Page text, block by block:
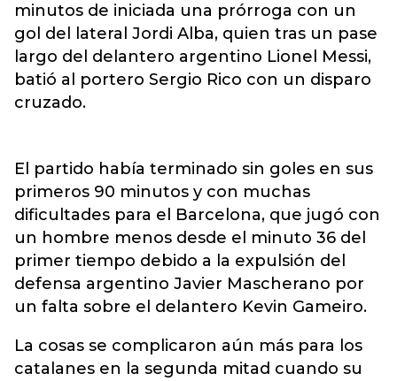
minutos de iniciada una prórroga con un
gol del lateral Jordi Alba, quien tras un pase
largo del delantero argentino Lionel Messi,
batió al portero Sergio Rico con un disparo
cruzado.
El partido había terminado sin goles en sus
primeros 90 minutos y con muchas
dificultades para el Barcelona, que jugó con
un hombre menos desde el minuto 36 del
primer tiempo debido a la expulsión del
defensa argentino Javier Mascherano por
un falta sobre el delantero Kevin Gameiro.
La cosas se complicaron aún más para los
catalanes en la segunda mitad cuando su